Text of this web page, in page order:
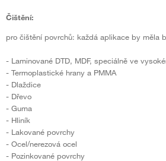
Čištění:
pro čištění povrchů: každá aplikace by měla
- Laminované DTD, MDF, speciálně ve
- Termoplastické hrany a PMMA
- Dlaždice
- Dřevo
- Guma
- Hliník
- Lakované povrchy
- Ocel/nerezová ocel
- Pozinkované povrchy